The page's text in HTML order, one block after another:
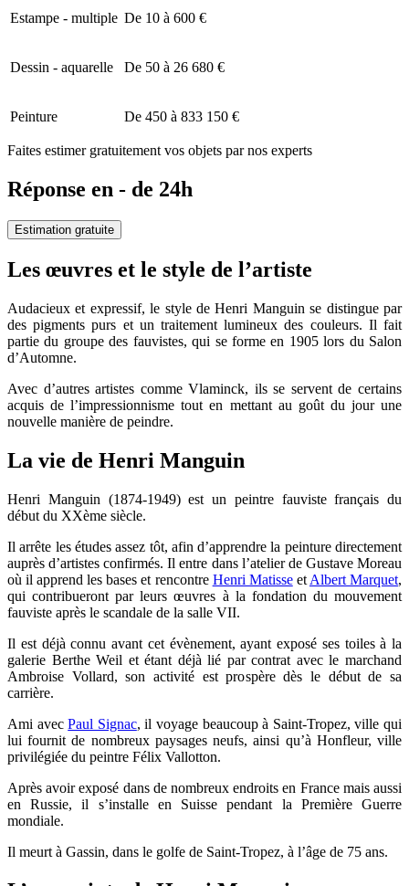
Estampe - multiple De 10 à 600 €
Dessin - aquarelle De 50 à 26 680 €
Peinture De 450 à 833 150 €
Faites estimer gratuitement vos objets par nos experts
Réponse en - de 24h
Estimation gratuite
Les œuvres et le style de l’artiste
Audacieux et expressif, le style de Henri Manguin se distingue par
des pigments purs et un traitement lumineux des couleurs. Il fait
partie du groupe des fauvistes, qui se forme en 1905 lors du Salon
d’Automne.
Avec d’autres artistes comme Vlaminck, ils se servent de certains
acquis de l’impressionnisme tout en mettant au goût du jour une
nouvelle manière de peindre.
La vie de Henri Manguin
Henri Manguin (1874-1949) est un peintre fauviste français du
début du XXème siècle.
Il arrête les études assez tôt, afin d’apprendre la peinture directement
auprès d’artistes confirmés. Il entre dans l’atelier de Gustave Moreau
où il apprend les bases et rencontre Henri Matisseet Albert Marquet,
qui contribueront par leurs œuvres à la fondation du mouvement
fauviste après le scandale de la salle VII.
Il est déjà connu avant cet évènement, ayant exposé ses toiles à la
galerie Berthe Weil et étant déjà lié par contrat avec le marchand
Ambroise Vollard, son activité est prospère dès le début de sa
carrière.
Ami avecPaul Signac, il voyage beaucoup à Saint-Tropez, ville qui
lui fournit de nombreux paysages neufs, ainsi qu’à Honfleur, ville
privilégiée du peintre Félix Vallotton.
Après avoir exposé dans de nombreux endroits en France mais aussi
en Russie, il s’installe en Suisse pendant la Première Guerre
mondiale.
Il meurt à Gassin, dans le golfe de Saint-Tropez, à l’âge de 75 ans.